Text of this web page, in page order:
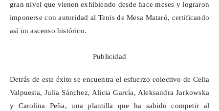
gran nivel que vienen exhibiendo desde hace meses y lograron
imponerse con autoridad al Tenis de Mesa Mataró, certificando
así un ascenso histórico.
Publicidad
Detrás de este éxito se encuentra el esfuerzo colectivo de Celia
Valpuesta, Julia Sánchez, Alicia García, Aleksandra Jarkowska
y Carolina Peña, una plantilla que ha sabido competir al